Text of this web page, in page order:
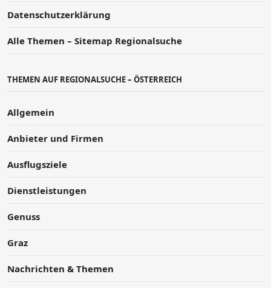
Datenschutzerklärung
Alle Themen – Sitemap Regionalsuche
THEMEN AUF REGIONALSUCHE – ÖSTERREICH
Allgemein
Anbieter und Firmen
Ausflugsziele
Dienstleistungen
Genuss
Graz
Nachrichten & Themen